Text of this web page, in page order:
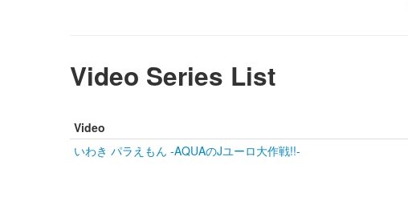
Video Series List
Video
いわき パラえもん -AQUAのJユーロ大作戦!!-